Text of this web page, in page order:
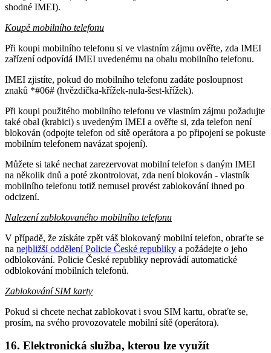
shodné IMEI).
Koupě mobilního telefonu
Při koupi mobilního telefonu si ve vlastním zájmu ověřte, zda IMEI
zařízení odpovídá IMEI uvedenému na obalu mobilního telefonu.
IMEI zjistíte, pokud do mobilního telefonu zadáte posloupnost
znaků *#06# (hvězdička-křížek-nula-šest-křížek).
Při koupi použitého mobilního telefonu ve vlastním zájmu požadujte
také obal (krabici) s uvedeným IMEI a ověřte si, zda telefon není
blokován (odpojte telefon od sítě operátora a po připojení se pokuste
mobilním telefonem navázat spojení).
Můžete si také nechat zarezervovat mobilní telefon s daným IMEI
na několik dnů a poté zkontrolovat, zda není blokován - vlastník
mobilního telefonu totiž nemusel provést zablokování ihned po
odcizení.
Nalezení zablokovaného mobilního telefonu
V případě, že získáte zpět váš blokovaný mobilní telefon, obraťte se
na nejbližší oddělení Policie České republiky a požádejte o jeho
odblokování. Policie České republiky neprovádí automatické
odblokování mobilních telefonů.
Zablokování SIM karty
Pokud si chcete nechat zablokovat i svou SIM kartu, obraťte se,
prosím, na svého provozovatele mobilní sítě (operátora).
16. Elektronická služba, kterou lze využít